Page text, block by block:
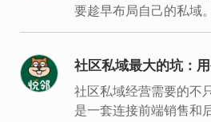
要趁早布局自己的私域
手里，才能建立经营主
社区私域最大的坑：
的生意
社区私域经营需要的不
是一套连接前端销售和